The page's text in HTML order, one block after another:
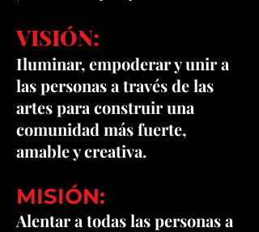
VISIÓN:
Iluminar, empoderar y unir a
las personas a través de las
artes para construir una
comunidad más fuerte,
amable y creativa.
MISIÓN:
Alentar a todas las personas a